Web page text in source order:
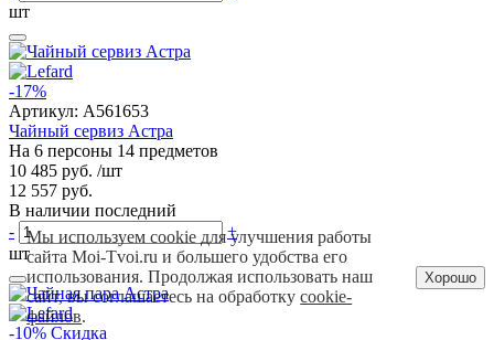
шт
-17%
Артикул: A561653
Чайный сервиз Астра
На 6 персоны 14 предметов
10 485 руб. /шт
12 557 руб.
В наличии последний
-
+
шт
-10% Скидка
Мы используем cookie для улучшения работы
сайта Moi-Tvoi.ru и большего удобства его
использования. Продолжая использовать наш
сайт, вы соглашаетесь на обработкуcookie-
файлов.
Хорошо